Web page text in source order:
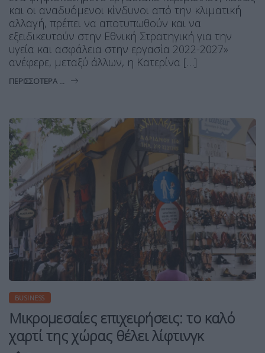
και οι αναδυόμενοι κίνδυνοι από την κλιματική
αλλαγή, πρέπει να αποτυπωθούν και να
εξειδικευτούν στην Εθνική Στρατηγική για την
υγεία και ασφάλεια στην εργασία 2022-2027»
ανέφερε, μεταξύ άλλων, η Κατερίνα […]
ΠΕΡΙΣΣΌΤΕΡΑ ...
BUSINESS
Μικρομεσαίες επιχειρήσεις: το καλό
χαρτί της χώρας θέλει λίφτινγκ